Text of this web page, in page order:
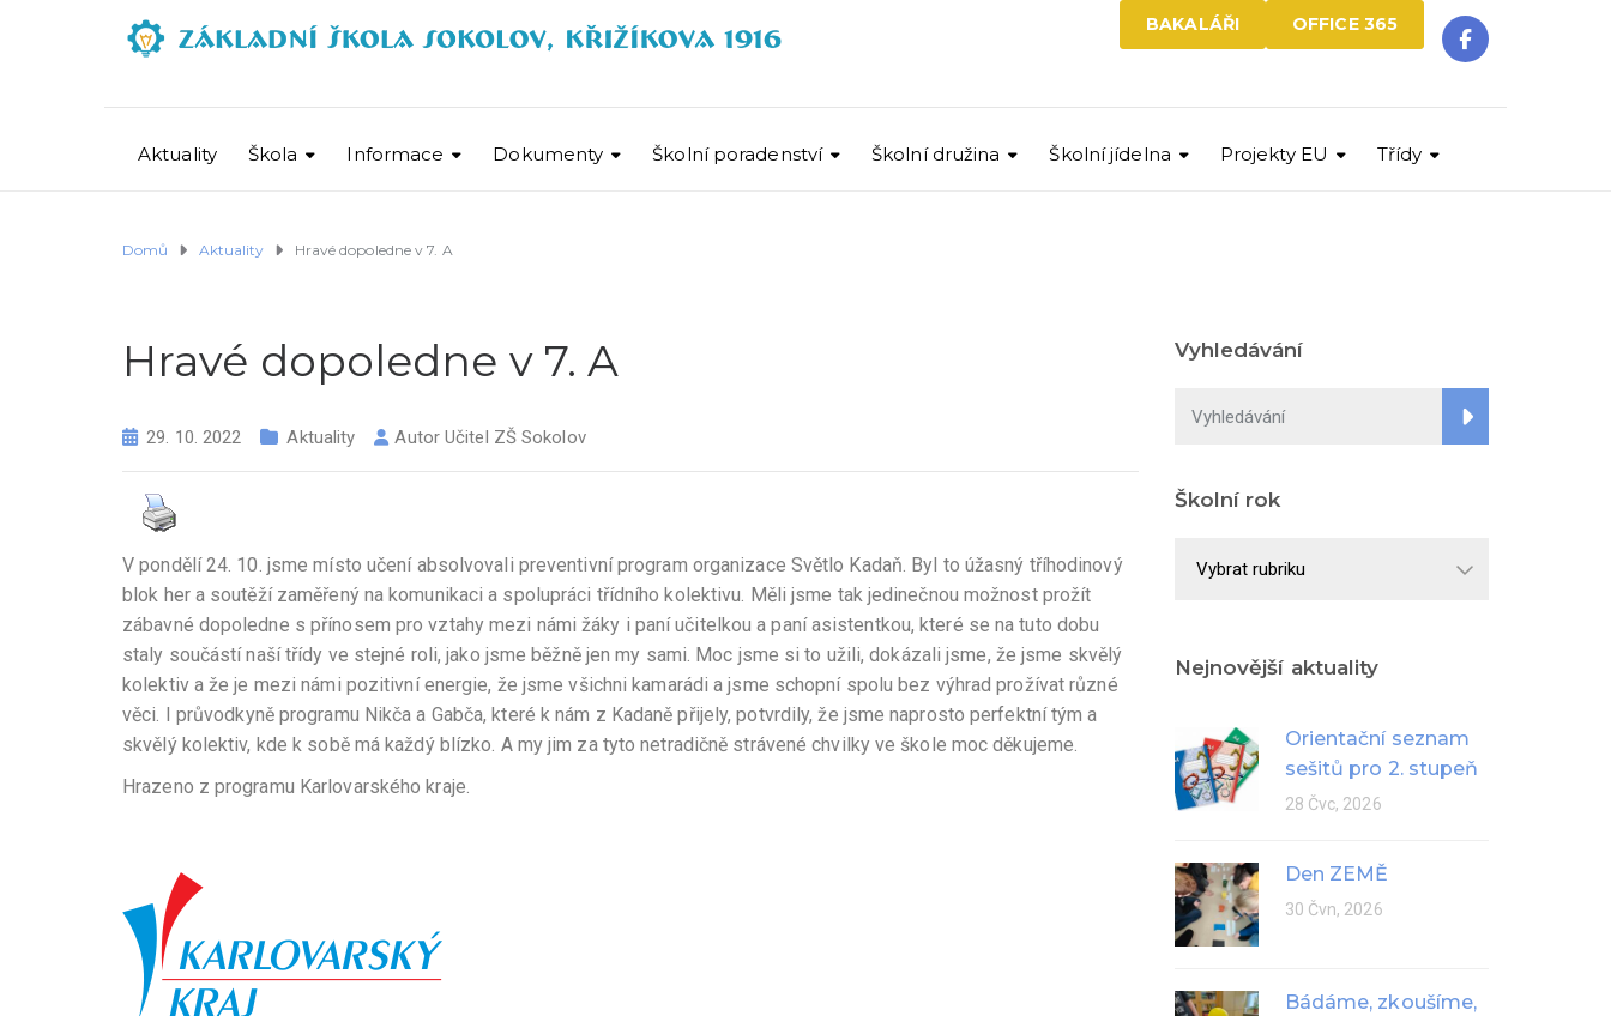
OFFICE 365
BAKALÁŘI
Aktuality Škola Informace Dokumenty Školní poradenství Školní družina Školní jídelna Projekty EU Třídy
Domů Aktuality Hravé dopoledne v 7. A
Hravé dopoledne v 7. A
29. 10. 2022 Aktuality AutorUčitel ZŠ Sokolov
V pondělí 24. 10. jsme místo učení absolvovali preventivní program organizace Světlo Kadaň. Byl to úžasný tříhodinový
blok her a soutěží zaměřený na komunikaci a spolupráci třídního kolektivu. Měli jsme tak jedinečnou možnost prožít
zábavné dopoledne s přínosem pro vztahy mezi námi žáky i paní učitelkou a paní asistentkou, které se na tuto dobu
staly součástí naší třídy ve stejné roli, jako jsme běžně jen my sami. Moc jsme si to užili, dokázali jsme, že jsme skvělý
kolektiv a že je mezi námi pozitivní energie, že jsme všichni kamarádi a jsme schopní spolu bez výhrad prožívat různé
věci. I průvodkyně programu Nikča a Gabča, které k nám z Kadaně přijely, potvrdily, že jsme naprosto perfektní tým a
skvělý kolektiv, kde k sobě má každý blízko. A my jim za tyto netradičně strávené chvilky ve škole moc děkujeme.
Hrazeno z programu Karlovarského kraje.
Vyhledávání
Školní rok
Nejnovější aktuality
Orientační seznam
sešitů pro 2. stupeň
28 Čvc, 2026
Den ZEMĚ
30 Čvn, 2026
Bádáme, zkoušíme,